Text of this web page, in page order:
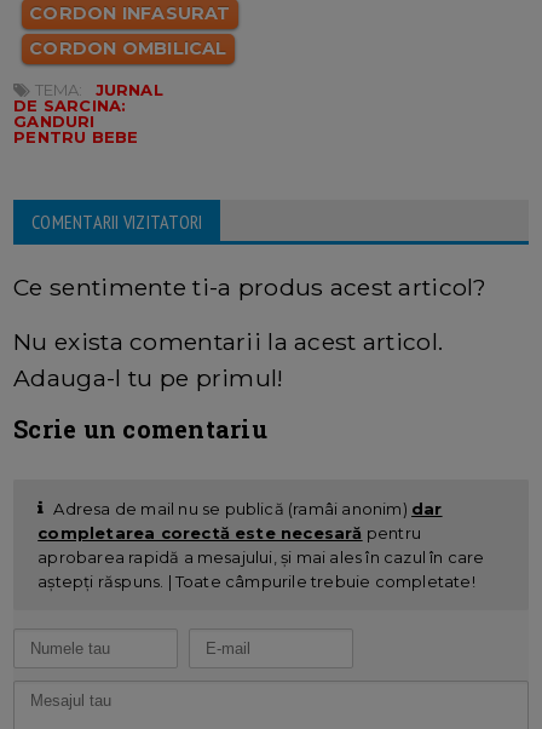
CORDON INFASURAT
CORDON OMBILICAL
TEMA:
JURNAL
DE SARCINA:
GANDURI
PENTRU BEBE
COMENTARII VIZITATORI
Ce sentimente ti-a produs acest articol?
Nu exista comentarii la acest articol.
Adauga-l tu pe primul!
Scrie un comentariu
Adresa de mail nu se publică (ramâi anonim) dar
completarea corectă este necesară pentru
aprobarea rapidă a mesajului, și mai ales în cazul în care
aștepți răspuns. | Toate câmpurile trebuie completate!